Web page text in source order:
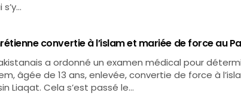
convertie à l’islam et mariée de force au
a ordonné un examen médical pour
âgée de 13 ans, enlevée, convertie de force à
Liaqat. Cela s’est passé le…